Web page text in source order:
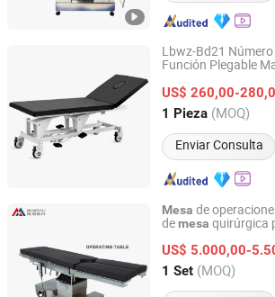
Lbwz-Bd21
Función Plegable
US$ 260,00-
1 Pieza (MOQ)
Enviar Consulta
Suzhou Number Win Medical
Jiangsu, China Desde 2024
Mesa de
demesa quirúrgica
US$ 5.000,00-
1 Set (MOQ)
Shandong Mingxu Medical Equipment
Shandong, China Desde 2024